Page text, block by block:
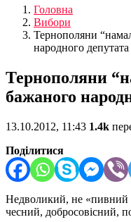
Головна
Вибори
Тернополяни
народного депутата
Тернополяни
бажаного
13.10.2012, 11:43 1.4k
Поділитися
Недволикий, не «пивний
чесний, добросовісний,